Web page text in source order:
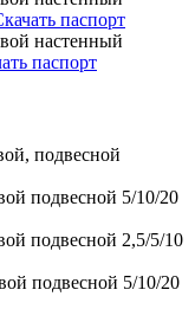
паспорт
настенный
паспорт
подвесной
подвесной 5/10/20
подвесной 2,5/5/10
подвесной 5/10/20